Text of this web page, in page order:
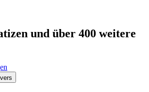
und über 400 weitere